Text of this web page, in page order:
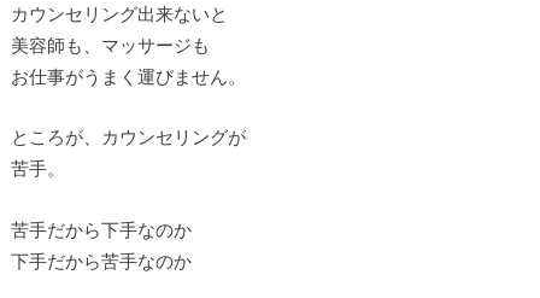
カウンセリング出来ないと
美容師も、マッサージも
お仕事がうまく運びません。
ところが、カウンセリングが
苦手。
苦手だから下手なのか
下手だから苦手なのか